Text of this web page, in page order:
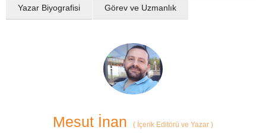
Yazar Biyografisi Görev ve Uzmanlık
Mesut İnan ( İçerik Editörü ve Yazar )